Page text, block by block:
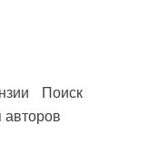
Поиск
авторов